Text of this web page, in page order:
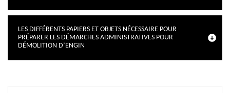
LES DIFFÉRENTS PAPIERS ET OBJETS NÉCESSAIRE POUR
PRÉPARER LES DÉMARCHES ADMINISTRATIVES POUR
DÉMOLITION D’ENGIN